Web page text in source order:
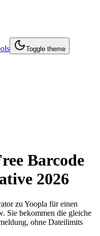
Toggle theme
Barcode
2026
zu Yoopla für einen
Sie bekommen die gleiche
ohne Dateilimits